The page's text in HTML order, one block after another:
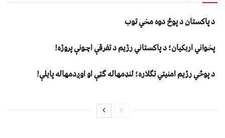
د پاکستان د پوځ دوه مخي توب
پخواني اربکیان؛ د پاکستاني رژیم د تفرقې اچونې پروژه!
د پوځي رژیم امنیتي تګلاره؛ لنډمهاله ګټې او اوږدمهاله پایلې!